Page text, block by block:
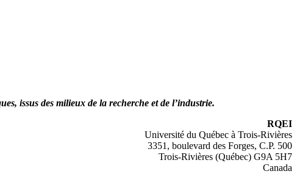
issus des milieux de la recherche et de l’industrie.
RQEI
Université du Québec à Trois-Rivières
3351, boulevard des Forges, C.P. 500
Trois-Rivières (Québec) G9A 5H7
Canada